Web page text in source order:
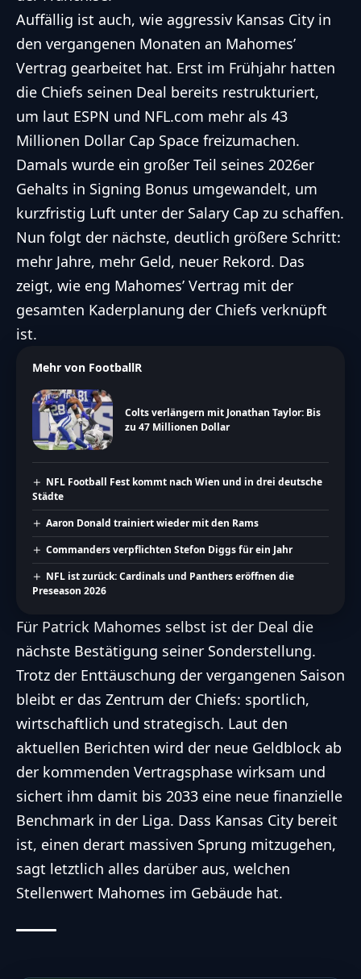
Auffällig ist auch, wie aggressiv Kansas City in
den vergangenen Monaten an Mahomes’
Vertrag gearbeitet hat. Erst im Frühjahr hatten
die Chiefs seinen Deal bereits restrukturiert,
um laut ESPN und NFL.com mehr als 43
Millionen Dollar Cap Space freizumachen.
Damals wurde ein großer Teil seines 2026er
Gehalts in Signing Bonus umgewandelt, um
kurzfristig Luft unter der Salary Cap zu schaffen.
Nun folgt der nächste, deutlich größere Schritt:
mehr Jahre, mehr Geld, neuer Rekord. Das
zeigt, wie eng Mahomes’ Vertrag mit der
gesamten Kaderplanung der Chiefs verknüpft
ist.
Mehr von FootballR
Colts verlängern mit Jonathan Taylor: Bis
zu 47 Millionen Dollar
NFL Football Fest kommt nach Wien und in drei deutsche
Städte
Aaron Donald trainiert wieder mit den Rams
Commanders verpflichten Stefon Diggs für ein Jahr
NFL ist zurück: Cardinals und Panthers eröffnen die
Preseason 2026
Für Patrick Mahomes selbst ist der Deal die
nächste Bestätigung seiner Sonderstellung.
Trotz der Enttäuschung der vergangenen Saison
bleibt er das Zentrum der Chiefs: sportlich,
wirtschaftlich und strategisch. Laut den
aktuellen Berichten wird der neue Geldblock ab
der kommenden Vertragsphase wirksam und
sichert ihm damit bis 2033 eine neue finanzielle
Benchmark in der Liga. Dass Kansas City bereit
ist, einen derart massiven Sprung mitzugehen,
sagt letztlich alles darüber aus, welchen
Stellenwert Mahomes im Gebäude hat.